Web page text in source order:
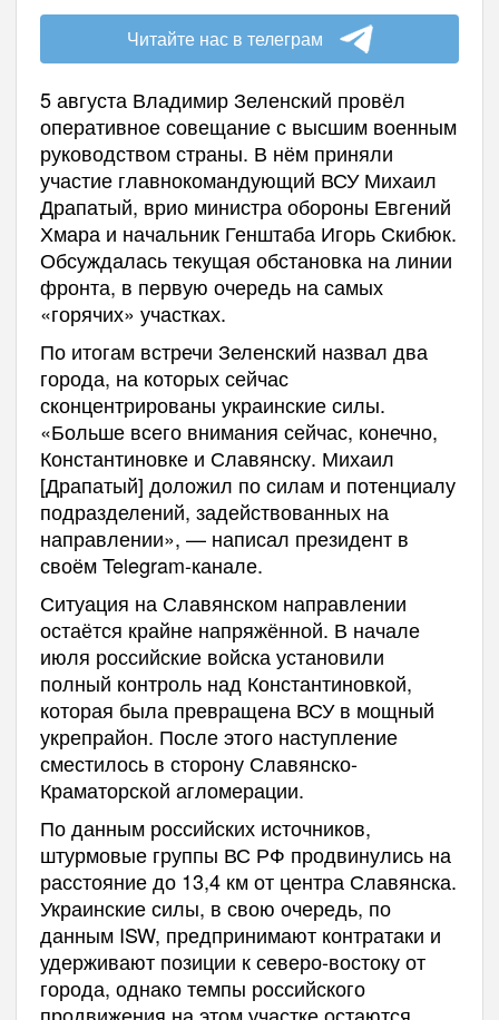
Читайте нас в телеграм
5 августа Владимир Зеленский провёл
оперативное совещание с высшим военным
руководством страны. В нём приняли
участие главнокомандующий ВСУ Михаил
Драпатый, врио министра обороны Евгений
Хмара и начальник Генштаба Игорь Скибюк.
Обсуждалась текущая обстановка на линии
фронта, в первую очередь на самых
«горячих» участках.
По итогам встречи Зеленский назвал два
города, на которых сейчас
сконцентрированы украинские силы.
«Больше всего внимания сейчас, конечно,
Константиновке и Славянску. Михаил
[Драпатый] доложил по силам и потенциалу
подразделений, задействованных на
направлении», — написал президент в
своём Telegram-канале.
Ситуация на Славянском направлении
остаётся крайне напряжённой. В начале
июля российские войска установили
полный контроль над Константиновкой,
которая была превращена ВСУ в мощный
укрепрайон. После этого наступление
сместилось в сторону Славянско-
Краматорской агломерации.
По данным российских источников,
штурмовые группы ВС РФ продвинулись на
расстояние до 13,4 км от центра Славянска.
Украинские силы, в свою очередь, по
данным ISW, предпринимают контратаки и
удерживают позиции к северо-востоку от
города, однако темпы российского